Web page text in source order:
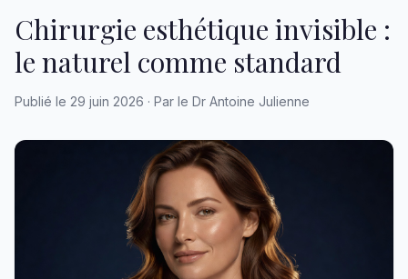
Chirurgie esthétique invisible :
le naturel comme standard
Publié le 29 juin 2026 · Par le Dr Antoine Julienne
Assistant virtuel • Chirurgie plastique